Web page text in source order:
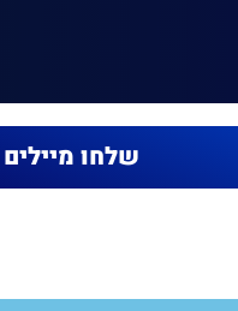
שלחו מיילים